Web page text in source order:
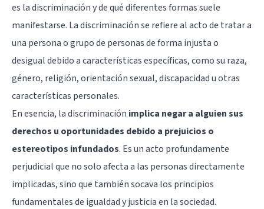
es la discriminación y de qué diferentes formas suele
manifestarse. La discriminación se refiere al acto de tratar a
una persona o grupo de personas de forma injusta o
desigual debido a características específicas, como su raza,
género, religión, orientación sexual, discapacidad u otras
características personales.
En esencia, la discriminación implica negar a alguien sus
derechos u oportunidades debido a prejuicios o
estereotipos infundados. Es un acto profundamente
perjudicial que no solo afecta a las personas directamente
implicadas, sino que también socava los principios
fundamentales de igualdad y justicia en la sociedad.